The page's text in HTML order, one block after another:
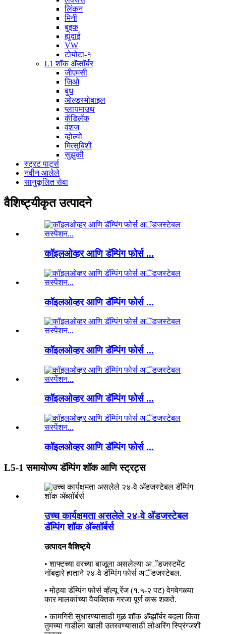
लिंकन
मिनी
बुइक
ह्युंदाई
VW
टोयोटा-१
L1 शॉक अ‍ॅब्सॉर्बर
जीएमसी
जिओ
बुध
ओल्डस्मोबाइल
प्लायमाउथ
कॅडिलॅक
वंशज
व्होल्वो
मित्सुबिशी
सुझुकी
स्ट्रट पार्ट्स
नवीन आलेले
सानुकूलित सेवा
वैशिष्ट्यीकृत उत्पादने
कॉइलओव्हर आणि डॅम्पिंग फोर्स ...
कॉइलओव्हर आणि डॅम्पिंग फोर्स ...
कॉइलओव्हर आणि डॅम्पिंग फोर्स ...
कॉइलओव्हर आणि डॅम्पिंग फोर्स ...
कॉइलओव्हर आणि डॅम्पिंग फोर्स ...
L5-1 समायोज्य डॅम्पिंग शॉक आणि स्ट्रट्स
उच्च कार्यक्षमता असलेले २४-वे अ‍ॅडजस्टेबल
डॅम्पिंग शॉक अ‍ॅब्सॉर्बर्स
उत्पादन वैशिष्ट्ये
• शाफ्टच्या वरच्या बाजूला असलेल्या अॅडजस्टमेंट
नॉबद्वारे हाताने २४-वे डॅम्पिंग फोर्स अॅडजस्टेबल.
• मोठ्या डॅम्पिंग फोर्स व्हॅल्यू रेंज (१.५-२ पट) वेगवेगळ्या
कार मालकांच्या वैयक्तिक गरजा पूर्ण करू शकते.
• कामगिरी सुधारण्यासाठी मूळ शॉक अ‍ॅब्झॉर्बर बदला किंवा
तुमच्या गाडीला खाली उतरवण्यासाठी लोअरिंग स्प्रिंग्जशी